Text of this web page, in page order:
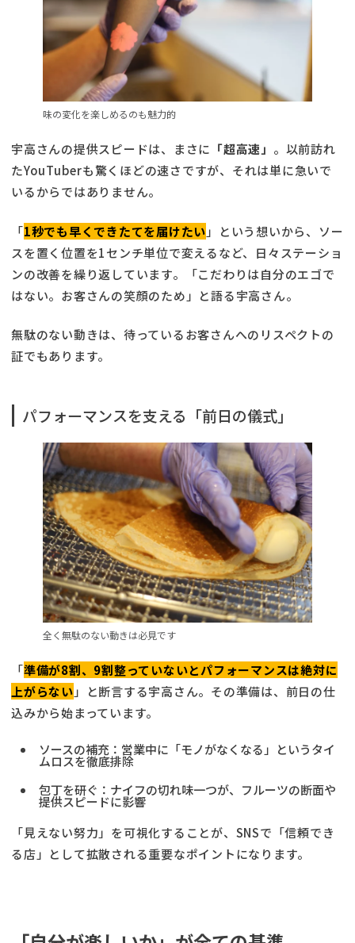
味の変化を楽しめるのも魅力的
宇高さんの提供スピードは、まさに 「超高速」 。以前訪れ
たYouTuberも驚くほどの速さですが、それは単に急いで
いるからではありません。
「1秒でも早くできたてを届けたい 」という想いから、ソー
スを置く位置を1センチ単位で変えるなど、日々ステーショ
ンの改善を繰り返しています。「こだわりは自分のエゴで
はない。お客さんの笑顔のため」と語る宇高さん。
無駄のない動きは、待っているお客さんへのリスペクトの
証でもあります。
パフォーマンスを支える「前日の儀式」
全く無駄のない動きは必見です
「準備が8割、9割整っていないとパフォーマンスは絶対に
上がらない 」と断言する宇高さん。その準備は、前日の仕
込みから始まっています。
ソースの補充：営業中に「モノがなくなる」というタイ
ムロスを徹底排除
包丁を研ぐ：ナイフの切れ味一つが、フルーツの断面や
提供スピードに影響
「見えない努力」を可視化することが、SNSで「信頼でき
る店」として拡散される重要なポイントになります。